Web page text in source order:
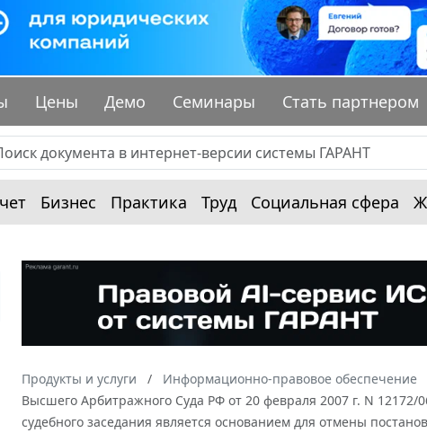
Цены Демо Семинары Стать партнером
Бизнес Практика Труд Социальная сфера
Продукты и услуги Информационно-правовое обеспечение
Высшего Арбитражного Суда РФ от 20 февраля 2007 г. N
судебного заседания является основанием для отмены